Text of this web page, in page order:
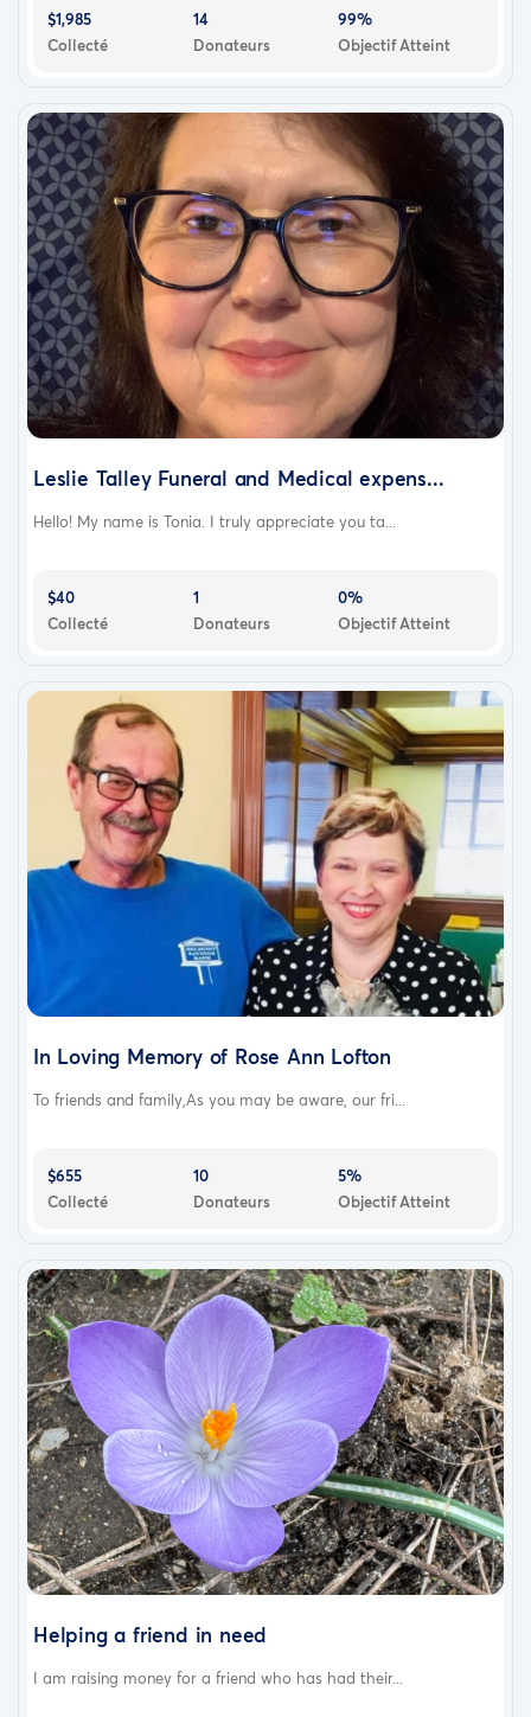
$1,985
Collecté
14
Donateurs
99%
Objectif Atteint
Leslie Talley Funeral and Medical expens...
Hello! My name is Tonia. I truly appreciate you ta...
$40
Collecté
1
Donateurs
0%
Objectif Atteint
In Loving Memory of Rose Ann Lofton
To friends and family,As you may be aware, our fri...
$655
Collecté
10
Donateurs
5%
Objectif Atteint
Helping a friend in need
I am raising money for a friend who has had their...